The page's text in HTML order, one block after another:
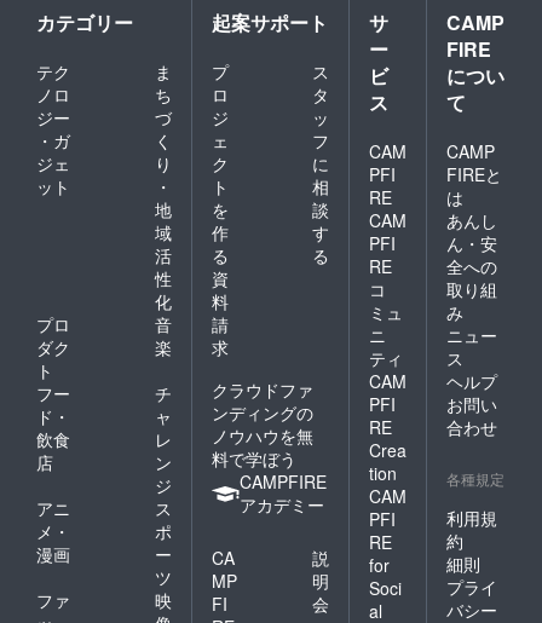
カテゴリー
テク
ノロ
ジー
・ガ
ジェ
ット
ま
ち
づ
く
り
・
地
域
活
性
化
プロ
ダク
ト
音
楽
フー
ド・
飲食
店
チ
ャ
レ
ン
ジ
アニ
メ・
漫画
ス
ポ
ー
ツ
ファ
映
起案サポート
プ
ロ
ジ
ェ
ク
ト
を
作
る
ス
タ
ッ
フ
に
相
談
す
る
資
料
請
求
クラウドファ
ンディングの
ノウハウを無
料で学ぼう
CAMPFIRE
アカデミー
CA
MP
FI
説
明
会
サ
ー
ビ
ス
CAM
PFI
RE
CAM
PFI
RE
コ
ミュ
ニ
ティ
CAM
PFI
RE
Crea
tion
CAM
PFI
RE
for
Soci
al
CAMP
FIRE
につい
て
CAMP
FIREと
は
あんし
ん・安
全への
取り組
み
ニュー
ス
ヘルプ
お問い
合わせ
各種規定
利用規
約
細則
プライ
バシー